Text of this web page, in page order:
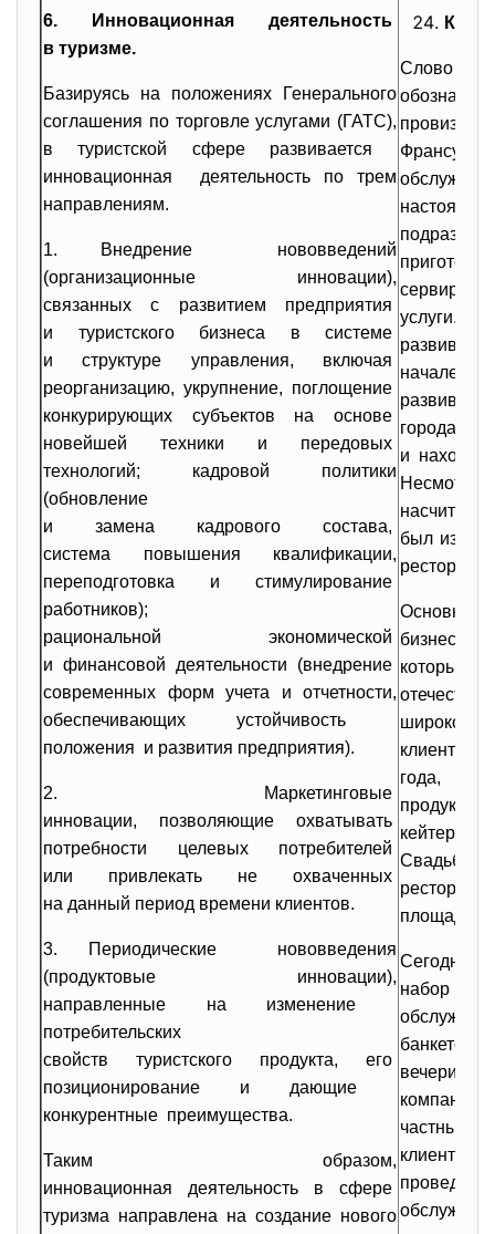
6. Инновационная деятельность
в туризме.
Базируясь на положениях Генерального
соглашения по торговле услугами (ГАТС),
в туристской сфере развивается
инновационная деятельность по трем
направлениям.
1. Внедрение нововведений
(организационные инновации),
связанных с развитием предприятия
и туристского бизнеса в системе
и структуре управления, включая
реорганизацию, укрупнение, поглощение
конкурирующих субъектов на основе
новейшей техники и передовых
технологий; кадровой политики
(обновление
и замена кадрового состава,
система повышения квалификации,
переподготовка и стимулирование
работников);
рациональной экономической
и финансовой деятельности (внедрение
современных форм учета и отчетности,
обеспечивающих устойчивость
положения и развития предприятия).
2. Маркетинговые
инновации, позволяющие охватывать
потребности целевых потребителей
или привлекать не охваченных
на данный период времени клиентов.
3. Периодические нововведения
(продуктовые инновации),
направленные на изменение
потребительских
свойств туристского продукта, его
позиционирование и дающие
конкурентные преимущества.
Таким образом,
инновационная деятельность в сфере
туризма направлена на создание нового
Слово
Франсуа
начале
городах
и
Несмотря
был
бизнеса в
широко
года,
кейтеринг
Свадьбы
площадках.
Сегодня
набор
компании
частными
клиентами